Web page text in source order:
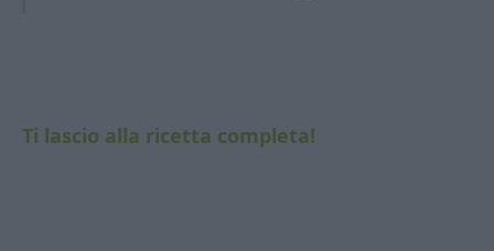
Ti lascio alla ricetta completa!